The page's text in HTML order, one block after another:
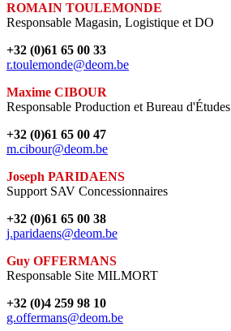
ROMAIN TOULEMONDE
Responsable Magasin, Logistique et DO
+32 (0)61 65 00 33
r.toulemonde@deom.be
Maxime CIBOUR
Responsable Production et Bureau d'Études
+32 (0)61 65 00 47
m.cibour@deom.be
Joseph PARIDAENS
Support SAV Concessionnaires
+32 (0)61 65 00 38
j.paridaens@deom.be
Guy OFFERMANS
Responsable Site MILMORT
+32 (0)4 259 98 10
g.offermans@deom.be